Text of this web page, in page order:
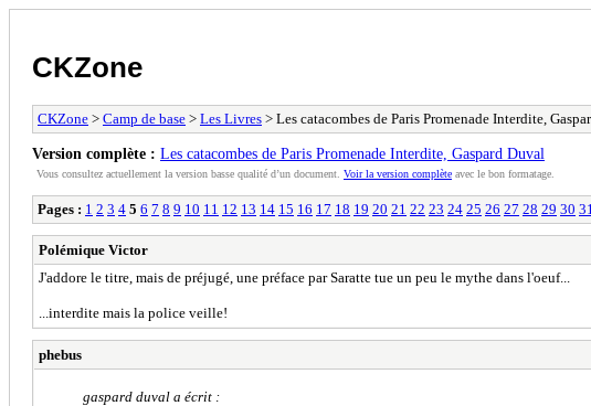
CKZone
CKZone > Camp de base > Les Livres > Les catacombes de Paris Promenade Interdite,
Version complète : Les catacombes de Paris Promenade Interdite, Gaspard Duval
Vous consultez actuellement la version basse qualité d’un document. Voir la version complète avec le bon formatage.
Pages : 1 2 3 4 5 6 7 8 9 10 11 12 13 14 15 16 17 18 19 20 21 22 23 24 25 26 27 28 29 30 31
Polémique Victor
J'addore le titre, mais de préjugé, une préface par Saratte tue un peu le mythe dans l'oeuf...
...interdite mais la police veille!
phebus
gaspard duval a écrit :